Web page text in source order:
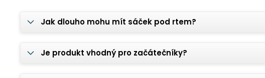
Jak dlouho mohu mít sáček pod rtem?
Je produkt vhodný pro začátečníky?